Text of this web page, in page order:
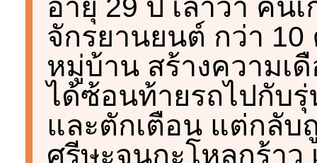
จักรยานยนต์ กว่า 10
หมู่บ้าน สร้างความเ
ได้ซ้อนท้ายรถไปกับ
และตักเตือน แต่กลั
ศรีษะจนกะโหลกร้าว